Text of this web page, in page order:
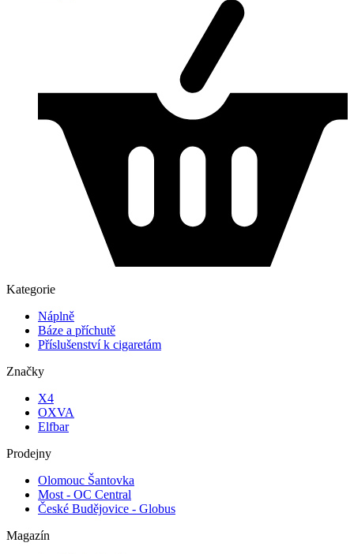
Kategorie
Náplně
Báze a příchutě
Příslušenství k cigaretám
Značky
X4
OXVA
Elfbar
Prodejny
Olomouc Šantovka
Most - OC Central
České Budějovice - Globus
Magazín